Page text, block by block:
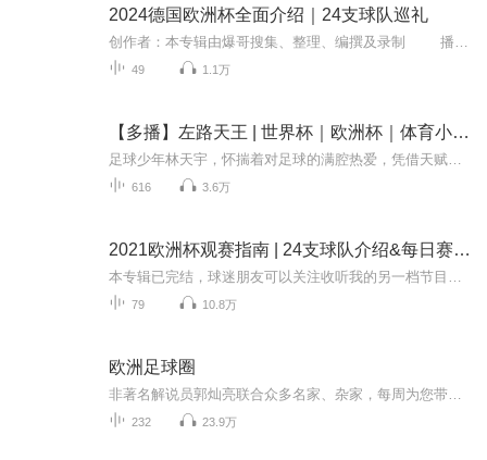
2024德国欧洲杯全面介绍｜24支球队巡礼
49 1.1万
【多播】左路天王 | 世界杯｜欧洲杯｜体育小说｜热血足球 | 绿茵传奇
616 3.6万
2021欧洲杯观赛指南 | 24支球队介绍&每日赛事预测
79 10.8万
欧洲足球圈
232 23.9万